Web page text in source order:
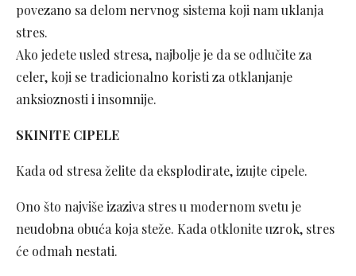
povezano sa delom nervnog sistema koji nam uklanja
stres.
Ako jedete usled stresa, najbolje je da se odlučite za
celer, koji se tradicionalno koristi za otklanjanje
anksioznosti i insomnije.
SKINITE CIPELE
Kada od stresa želite da eksplodirate, izujte cipele.
Ono što najviše izaziva stres u modernom svetu je
neudobna obuća koja steže. Kada otklonite uzrok, stres
će odmah nestati.